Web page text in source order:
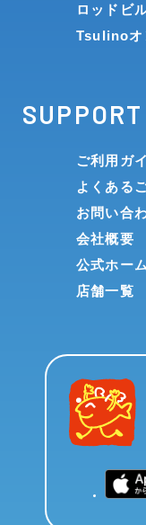
ロッドビ
Tsulinoオ
SUPPORT
ご利用ガ
よくある
お問い合
会社概要
公式ホー
店舗一覧